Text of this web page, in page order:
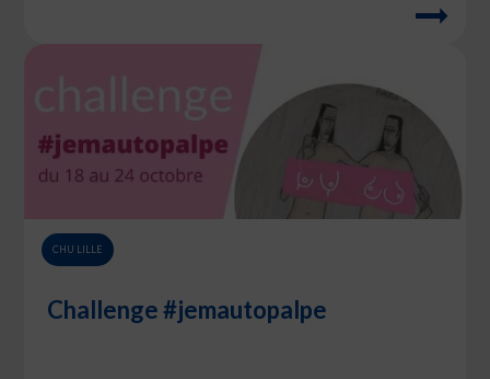
CHU LILLE
Challenge #jemautopalpe